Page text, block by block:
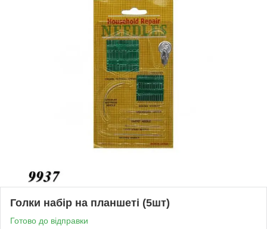
Голки набір на планшеті (5шт)
Готово до відправки